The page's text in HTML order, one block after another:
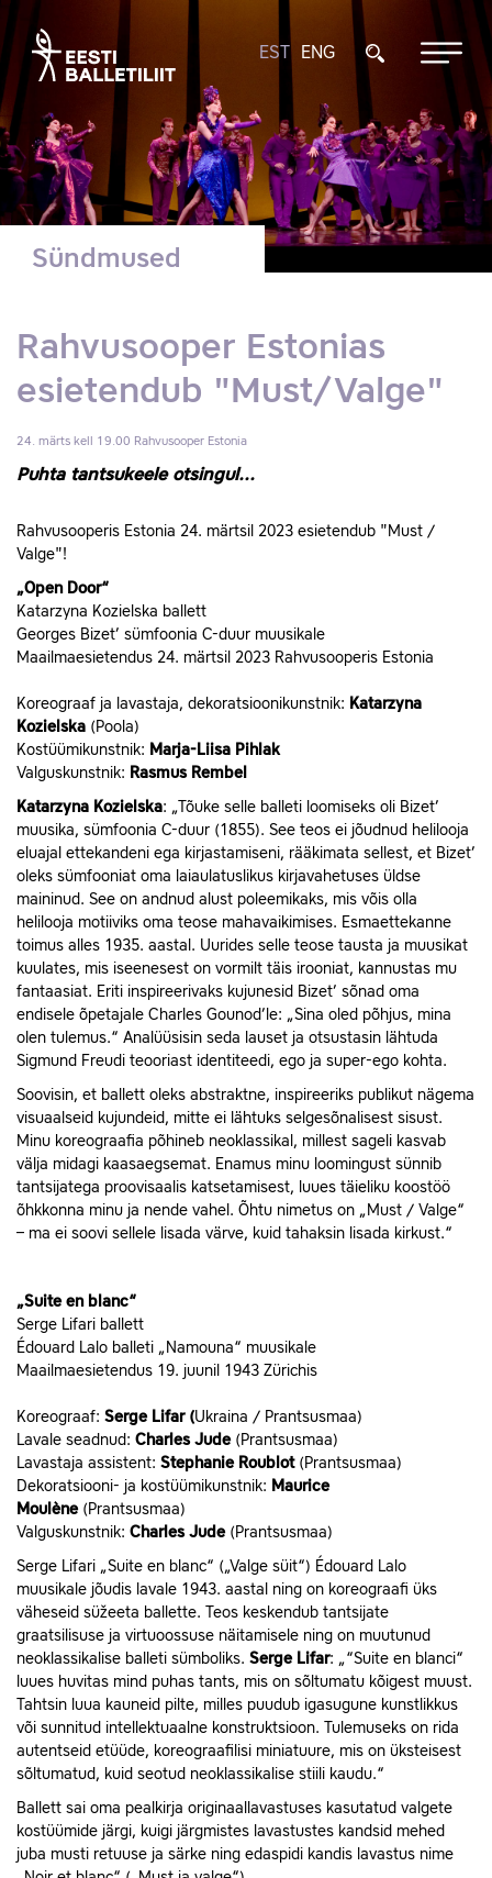
EST ENG
Sündmused
Rahvusooper Estonias
esietendub "Must/Valge"
24. märts kell 19.00 Rahvusooper Estonia
Puhta tantsukeele otsingul...
Rahvusooperis Estonia 24. märtsil 2023 esietendub "Must /
Valge"!
„Open Door“
Katarzyna Kozielska ballett
Georges Bizet’ sümfoonia C-duur muusikale
Maailmaesietendus 24. märtsil 2023 Rahvusooperis Estonia
Koreograaf ja lavastaja, dekoratsioonikunstnik: Katarzyna
Kozielska (Poola)
Kostüümikunstnik: Marja-Liisa Pihlak
Valguskunstnik: Rasmus Rembel
Katarzyna Kozielska: „Tõuke selle balleti loomiseks oli Bizet’
muusika, sümfoonia C-duur (1855). See teos ei jõudnud helilooja
eluajal ettekandeni ega kirjastamiseni, rääkimata sellest, et Bizet’
oleks sümfooniat oma laiaulatuslikus kirjavahetuses üldse
maininud. See on andnud alust poleemikaks, mis võis olla
helilooja motiiviks oma teose mahavaikimises. Esmaettekanne
toimus alles 1935. aastal. Uurides selle teose tausta ja muusikat
kuulates, mis iseenesest on vormilt täis irooniat, kannustas mu
fantaasiat. Eriti inspireerivaks kujunesid Bizet’ sõnad oma
endisele õpetajale Charles Gounod’le: „Sina oled põhjus, mina
olen tulemus.“ Analüüsisin seda lauset ja otsustasin lähtuda
Sigmund Freudi teooriast identiteedi, ego ja super-ego kohta.
Soovisin, et ballett oleks abstraktne, inspireeriks publikut nägema
visuaalseid kujundeid, mitte ei lähtuks selgesõnalisest sisust.
Minu koreograafia põhineb neoklassikal, millest sageli kasvab
välja midagi kaasaegsemat. Enamus minu loomingust sünnib
tantsijatega proovisaalis katsetamisest, luues täieliku koostöö
õhkkonna minu ja nende vahel. Õhtu nimetus on „Must / Valge“
– ma ei soovi sellele lisada värve, kuid tahaksin lisada kirkust.“
„Suite en blanc“
Serge Lifari ballett
Édouard Lalo balleti „Namouna“ muusikale
Maailmaesietendus 19. juunil 1943 Zürichis
Koreograaf: Serge Lifar (Ukraina / Prantsusmaa)
Lavale seadnud: Charles Jude (Prantsusmaa)
Lavastaja assistent: Stephanie Roublot (Prantsusmaa)
Dekoratsiooni- ja kostüümikunstnik: Maurice
Moulène(Prantsusmaa)
Valguskunstnik: Charles Jude(Prantsusmaa)
Serge Lifari „Suite en blanc“ („Valge süit“) Édouard Lalo
muusikale jõudis lavale 1943. aastal ning on koreograafi üks
väheseid süžeeta ballette. Teos keskendub tantsijate
graatsilisuse ja virtuoossuse näitamisele ning on muutunud
neoklassikalise balleti sümboliks. Serge Lifar: „“Suite en blanci“
luues huvitas mind puhas tants, mis on sõltumatu kõigest muust.
Tahtsin luua kauneid pilte, milles puudub igasugune kunstlikkus
või sunnitud intellektuaalne konstruktsioon. Tulemuseks on rida
autentseid etüüde, koreograafilisi miniatuure, mis on üksteisest
sõltumatud, kuid seotud neoklassikalise stiili kaudu.“
Ballett sai oma pealkirja originaallavastuses kasutatud valgete
kostüümide järgi, kuigi järgmistes lavastustes kandsid mehed
juba musti retuuse ja särke ning edaspidi kandis lavastus nime